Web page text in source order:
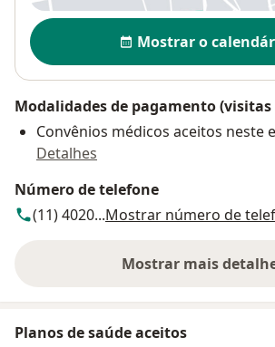
Disponibilidade
Mostrar o
Modalidades de pagamento
Convênios médicos aceitos neste
Detalhes
Número de telefone
(11) 4020...Mostrar número de
Mostrar maissobre o
Planos de saúde aceitos